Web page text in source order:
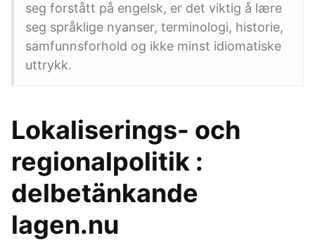
seg forstått på engelsk, er det viktig å lære
seg språklige nyanser, terminologi, historie,
samfunnsforhold og ikke minst idiomatiske
uttrykk.
Lokaliserings- och
regionalpolitik :
delbetänkande
lagen.nu